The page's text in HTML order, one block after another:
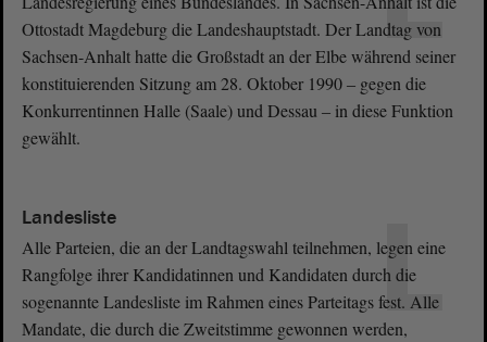
Ottostadt Magdeburg die Landeshauptstadt. Der Landtag von
Sachsen-Anhalt hatte die Großstadt an der Elbe während seiner
konstituierenden Sitzung am 28. Oktober 1990 ‒ gegen die
Konkurrentinnen Halle (Saale) und Dessau ‒ in diese Funktion
gewählt.
L
Landesliste
Alle Parteien, die an der Landtagswahl teilnehmen, legen eine
Rangfolge ihrer Kandidatinnen und Kandidaten durch die
sogenannte Landesliste im Rahmen eines Parteitags fest. Alle
Mandate, die durch die Zweitstimme gewonnen werden,